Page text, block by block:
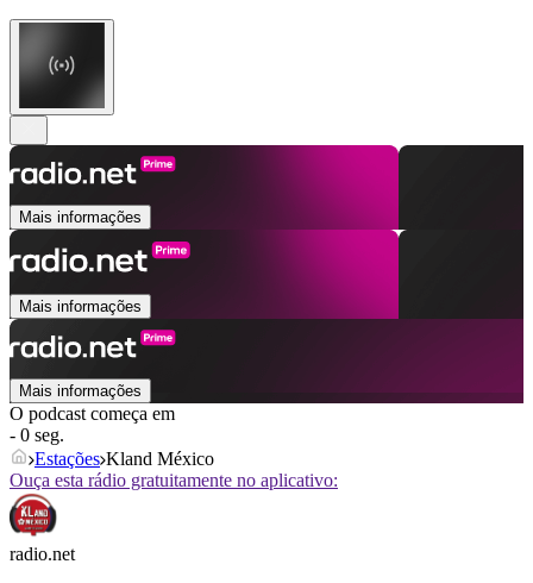
Mais informações
Mais informações
Mais informações
O podcast começa em
- 0 seg.
Estações Kland México
Ouça esta rádio gratuitamente no aplicativo:
radio.net